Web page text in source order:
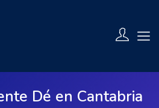
Dé en Cantabria